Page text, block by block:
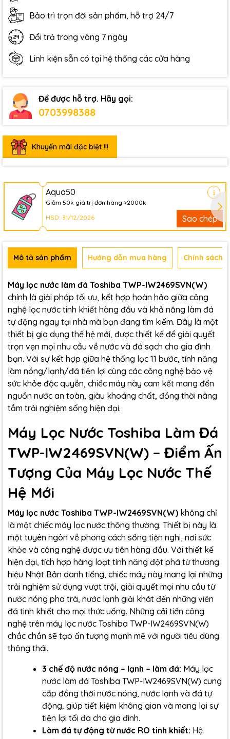
Bảo trì trọn đời sản phẩm, hỗ trợ 24/7
Đổi trả trong vòng 7 ngày
Linh kiện sẵn có tại hệ thống các cửa hàng
Để được hỗ trợ. Hãy gọi:
0703998388
Khuyến mãi đặc biệt !!!
Aqua50
Giảm 50k giá trị đơn hàng >2000k
HSD: 31/12/2026
Sao chép
Mô tả sản phẩm Hướng dẫn mua hàng Chính sách
Máy lọc nước làm đá Toshiba TWP-IW2469SVN(W)
chính là giải pháp tối ưu, kết hợp hoàn hảo giữa công
nghệ lọc nước tinh khiết hàng đầu và khả năng làm đá
tự động ngay tại nhà mà bạn đang tìm kiếm. Đây là một
thiết bị gia dụng thế hệ mới, được thiết kế để giải quyết
trọn vẹn mọi nhu cầu về nước và đá sạch cho gia đình
bạn. Với sự kết hợp giữa hệ thống lọc 11 bước, tính năng
làm nóng/lạnh/đá tiện lợi cùng các công nghệ bảo vệ
sức khỏe độc quyền, chiếc máy này cam kết mang đến
nguồn nước an toàn, giàu khoáng chất, đồng thời nâng
tầm trải nghiệm sống hiện đại.
Máy Lọc Nước Toshiba Làm Đá
TWP-IW2469SVN(W) – Điểm Ấn
Tượng Của Máy Lọc Nước Thế
Hệ Mới
Máy lọc nước Toshiba TWP-IW2469SVN(W) không chỉ
là một chiếc máy lọc nước thông thường. Thiết bị này là
một tuyên ngôn về phong cách sống tiện nghi, nơi sức
khỏe và công nghệ được ưu tiên hàng đầu. Với thiết kế
hiện đại, tích hợp hàng loạt tính năng đột phá từ thương
hiệu Nhật Bản danh tiếng, chiếc máy này mang lại những
trải nghiệm sử dụng vượt trội, giải quyết mọi nhu cầu từ
nước nóng pha trà, nước lạnh giải khát đến những viên
đá tinh khiết cho mọi thức uống. Những cải tiến công
nghệ trên máy lọc nước Toshiba TWP-IW2469SVN(W)
chắc chắn sẽ tạo ấn tượng mạnh mẽ với người tiêu dùng
thông thái.
3 chế độ nước nóng – lạnh – làm đá: Máy lọc
nước làm đá Toshiba TWP-IW2469SVN(W) cung
cấp đồng thời nước nóng, nước lạnh và đá tự
động, giúp tiết kiệm không gian và mang lại sự
tiện lợi tối đa cho gia đình.
Làm đá tự động từ nước RO tinh khiết: Hệ